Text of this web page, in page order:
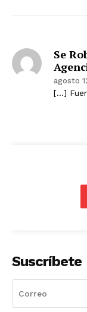
Se
agosto
[…]
Suscríbete